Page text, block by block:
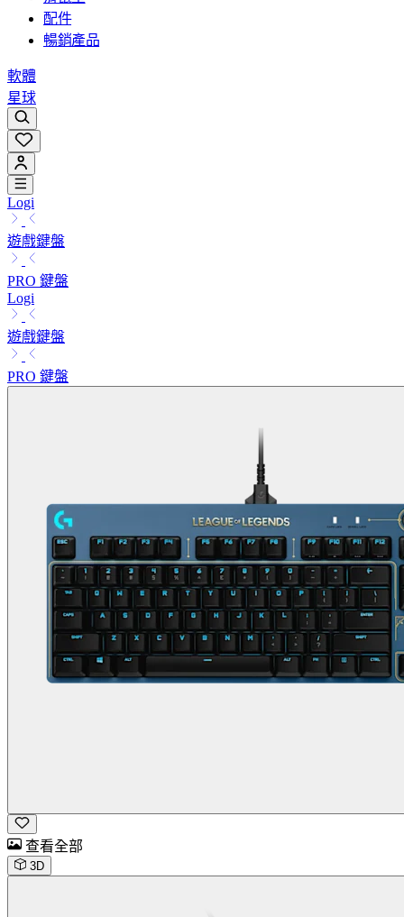
配件
暢銷產品
軟體
星球
Logi
遊戲鍵盤
PRO 鍵盤
Logi
遊戲鍵盤
PRO 鍵盤
查看全部
3D